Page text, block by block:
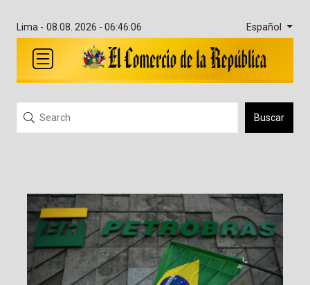
Lima - 08.08. 2026 - 06:46:06 Español
Buscar